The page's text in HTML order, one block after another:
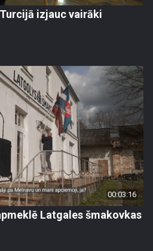
izjauc vairāki
00:03:16
Latgales šmakovkas